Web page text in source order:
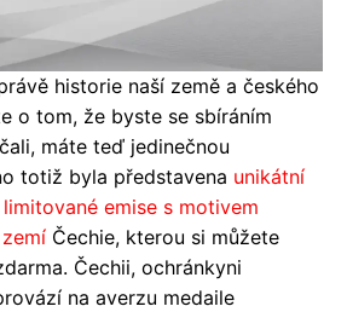
historie naší země a českého
o tom, že byste se sbíráním
máte teď jedinečnou
totiž byla představena unikátní
emise s motivem
zemí Čechie, kterou si můžete
Čechii, ochránkyni
na averzu medaile